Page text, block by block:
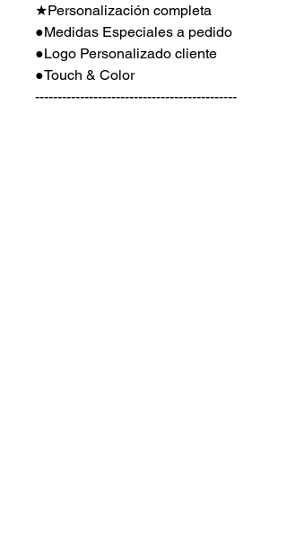
★Personalización completa
●Medidas Especiales a pedido
●Logo Personalizado cliente
●Touch & Color
------------------------------------------‐--